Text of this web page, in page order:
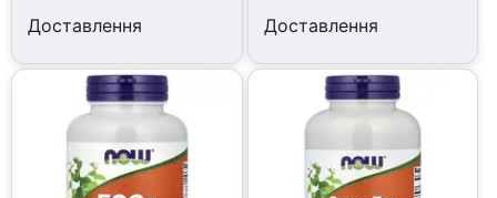
Доставлення Доставлення